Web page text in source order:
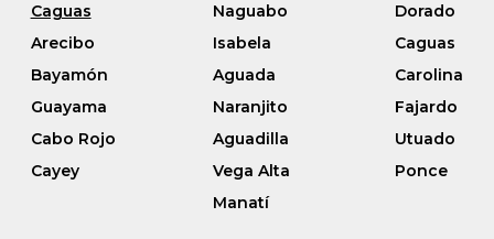
Caguas
Arecibo
Bayamón
Guayama
Cabo Rojo
Cayey
Naguabo
Isabela
Aguada
Naranjito
Aguadilla
Vega Alta
Manatí
Dorado
Caguas
Carolina
Fajardo
Utuado
Ponce